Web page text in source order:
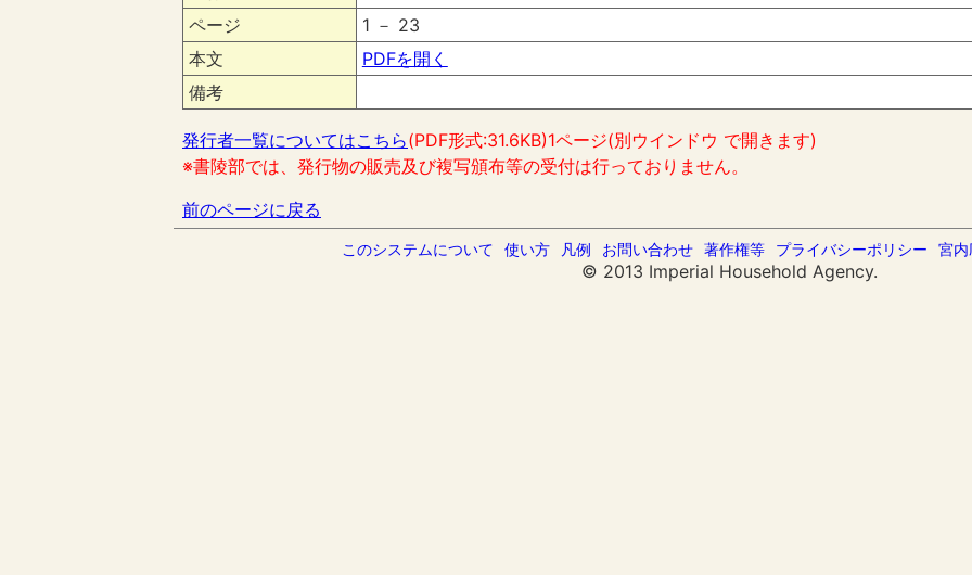
ページ
1 － 23
本文
PDFを開く
備考
発行者一覧についてはこちら(PDF形式:31.6KB)1ページ(別ウインドウ で開きます)
※書陵部では、発行物の販売及び複写頒布等の受付は行っておりません。
前のページに戻る
このシステムについて 使い方 凡例 お問い合わせ 著作権等 プライバシーポリシー 宮内
© 2013 Imperial Household Agency.